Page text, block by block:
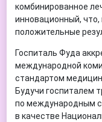
комбинированное
инновационный, что,
положительные
Госпиталь Фуда
международной
стандартом
Будучи госпиталем
по международным
в качестве